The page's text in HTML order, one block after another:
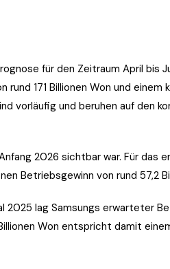
für den Zeitraum April bis
171 Billionen Won und einem
vorläufig und beruhen auf den
2026 sichtbar war. Für das
Betriebsgewinn von rund 57,2
2025 lag Samsungs erwarteter
Won entspricht damit